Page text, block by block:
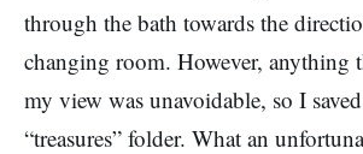
through the bath towards the
changing room. However, anything
my view was unavoidable, so I
“treasures” folder. What an